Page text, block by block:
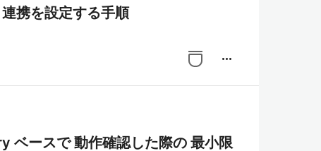
携を設定する手順
more_horiz
ースで 動作確認した際の 最小限